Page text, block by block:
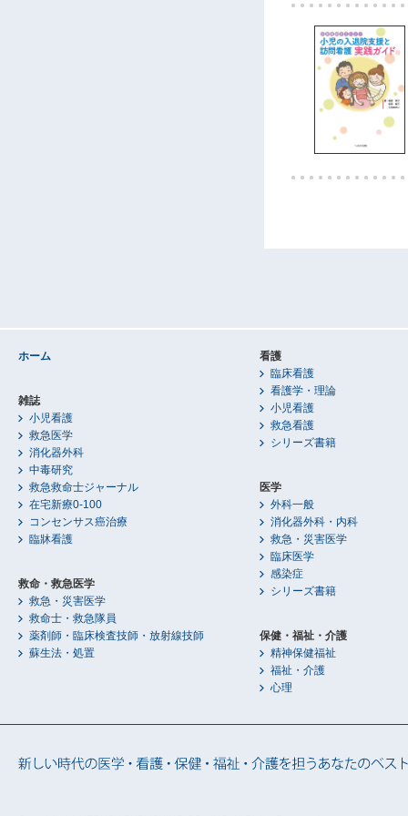
ホーム
雑誌
小児看護
救急医学
消化器外科
中毒研究
救急救命士ジャーナル
在宅新療0-100
コンセンサス癌治療
臨牀看護
救命・救急医学
救急・災害医学
救命士・救急隊員
薬剤師・臨床検査技師・放射線技師
蘇生法・処置
看護
臨床看護
看護学・理論
小児看護
救急看護
シリーズ書籍
医学
外科一般
消化器外科・内科
救急・災害医学
臨床医学
感染症
シリーズ書籍
保健・福祉・介護
精神保健福祉
福祉・介護
心理